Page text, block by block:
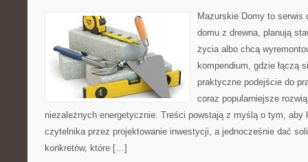
Mazurskie Domy to serwis
domu z drewna, planują
życia albo chcą
kompendium, gdzie łączą
praktyczne podejście do
coraz popularniejsze
niezależnych energetycznie. Treści powstają z myślą o tym, aby
czytelnika przez projektowanie inwestycji, a jednocześnie dać
konkretów, które […]